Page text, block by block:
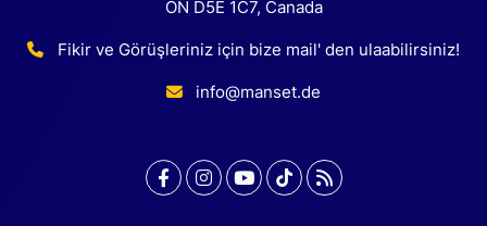
ON D5E 1C7, Canada
Fikir ve Görüşleriniz için bize mail' den ulaabilirsiniz!
info@manset.de